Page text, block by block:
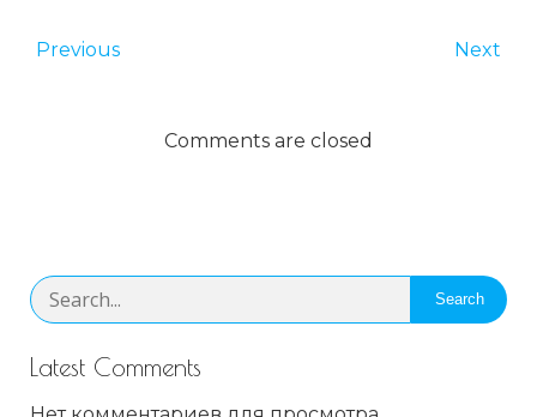
Previous Next
Comments are closed
Search
Latest Comments